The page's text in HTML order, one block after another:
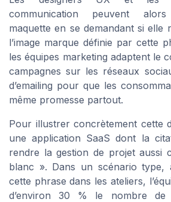
communication peuvent
maquette en se demandant si elle
l’image marque définie par cette
les équipes marketing adaptent le
campagnes sur les réseaux
d’emailing pour que les
même promesse partout.
Pour illustrer concrètement cette
une application SaaS dont la
rendre la gestion de projet aussi
blanc ». Dans un scénario type,
cette phrase dans les ateliers,
d’environ 30 % le nombre de